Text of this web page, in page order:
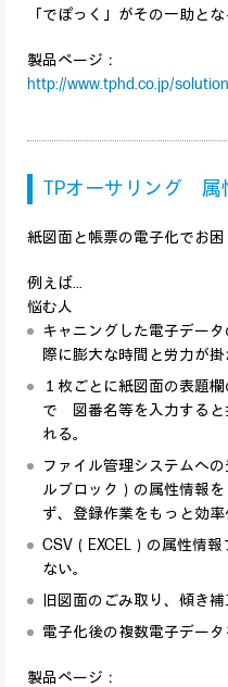
「でぽっく」がその一助と
製品ページ：
http://www.tphd.co.jp/
TPオーサリング 属
紙図面と帳票の電子化でお
例えば...
悩む人
キャニングした電子デー
際に膨大な時間と労力が
１枚ごとに紙図面の表題
で 図番名等を入力すると
れる。
ファイル管理システムへ
ルブロック）の属性情報
ず、登録作業をもっと効率
CSV（EXCEL）の属性情
ない。
旧図面のごみ取り、傾き補
電子化後の複数電子データ
製品ページ：